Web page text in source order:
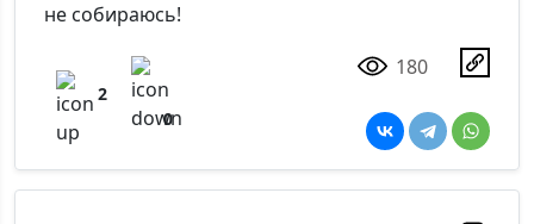
не собираюсь!
2
0
180